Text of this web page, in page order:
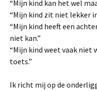
“Mijn kind kan het wel
“Mijn kind zit niet lekker
“Mijn kind heeft een
niet kan.”
“Mijn kind weet vaak niet
toets.”
Ik richt mij op de